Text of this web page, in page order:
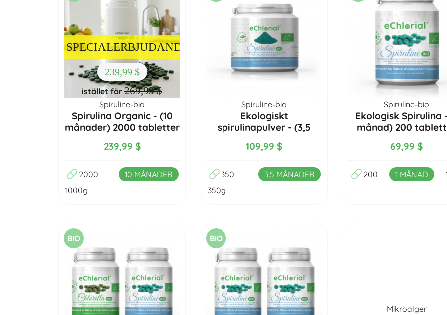
SPECIALERBJUDANDE
239,99 $
istället för 269,99 $
Spiruline-bio
Spirulina Organic - (10
månader) 2000 tabletter
239,99 $
2000
10 MÅNADER
1000g
Spiruline-bio
Ekologiskt
spirulinapulver - (3,5
månader) 350g
109,99 $
350
3,5 MÅNADER
350g
Spiruline-bio
Ekologisk Spirulina
månad) 200
69,99 $
200 1 MÅNAD
BIO BIO
Mikroalger